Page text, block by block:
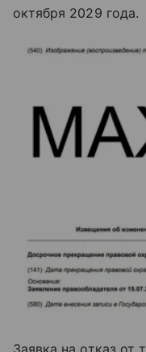
октября 2029 года.